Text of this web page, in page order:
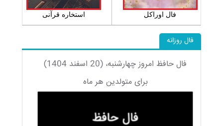
فال اوراکل استخاره قرآنی
فال روزانه
فال حافظ امروز چهارشنبه، (20 اسفند 1404)
برای متولدین هر ماه